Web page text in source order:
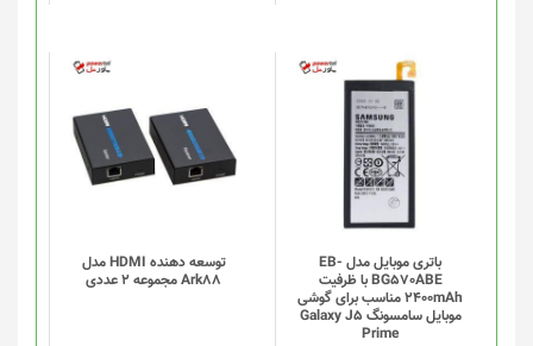
محصول
شوند
باتری موبایل مدل EB-
BG570ABE با ظرفیت
2400mAh مناسب برای گوشی
موبایل سامسونگ Galaxy J5
Prime
توسعه دهنده HDMI مدل
Ark88 مجموعه 2 عددی